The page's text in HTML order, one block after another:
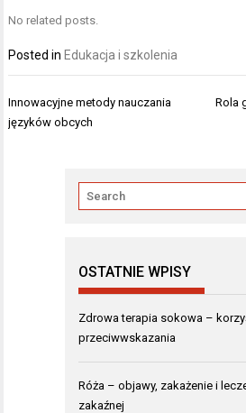
No related posts.
Posted in Edukacja i szkolenia
Nawigacja
wpisu
Innowacyjne metody nauczania
języków obcych
Rola
OSTATNIE WPISY
Zdrowa terapia sokowa –
przeciwwskazania
Róża – objawy, zakażenie i
zakaźnej